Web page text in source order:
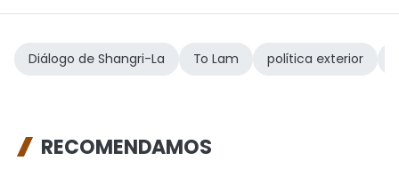
Diálogo de Shangri-La To Lam política exterior
RECOMENDAMOS